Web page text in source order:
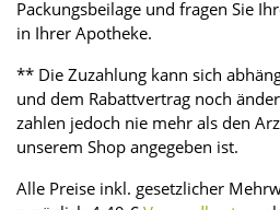
Packungsbeilage und fragen Sie
in Ihrer Apotheke.
** Die Zuzahlung kann sich
und dem Rabattvertrag noch
zahlen jedoch nie mehr als den
unserem Shop angegeben ist.
Alle Preise inkl. gesetzlicher